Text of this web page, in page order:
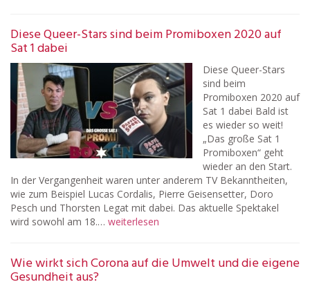
Diese Queer-Stars sind beim Promiboxen 2020 auf
Sat 1 dabei
Diese Queer-Stars
sind beim
Promiboxen 2020 auf
Sat 1 dabei Bald ist
es wieder so weit!
„Das große Sat 1
Promiboxen“ geht
wieder an den Start.
In der Vergangenheit waren unter anderem TV Bekanntheiten,
wie zum Beispiel Lucas Cordalis, Pierre Geisensetter, Doro
Pesch und Thorsten Legat mit dabei. Das aktuelle Spektakel
wird sowohl am 18.… weiterlesen
Wie wirkt sich Corona auf die Umwelt und die eigene
Gesundheit aus?